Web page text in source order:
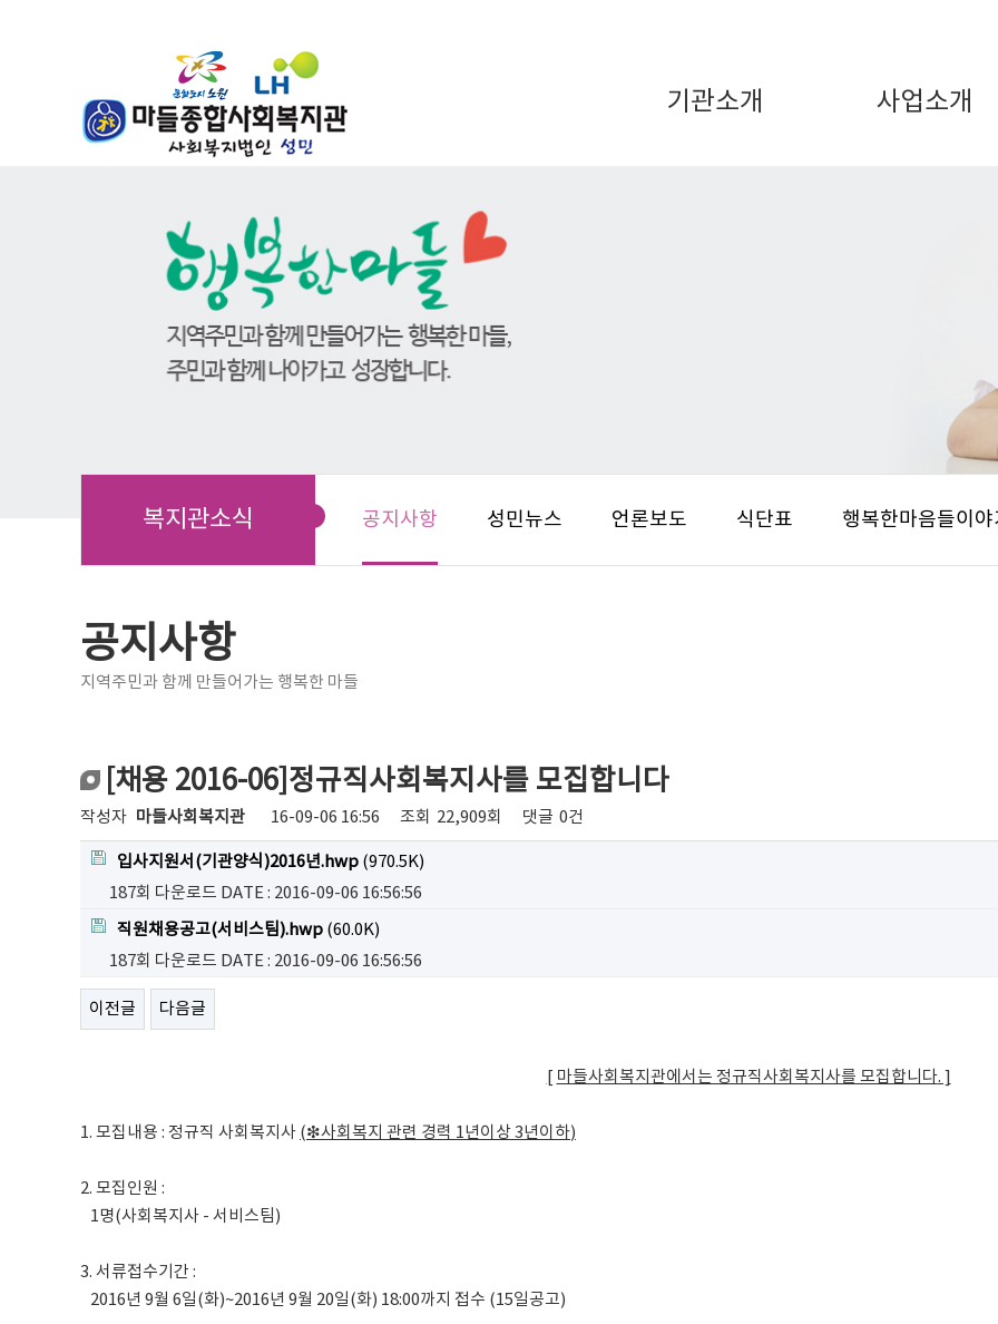
기관소개 사업소개
복지관소식 공지사항 성민뉴스 언론보도 식단표 행복한마음들이야
공지사항
지역주민과 함께 만들어가는 행복한 마들
[채용 2016-06]정규직사회복지사를 모집합니다
작성자 마들사회복지관 16-09-06 16:56 조회 22,909회 댓글 0건
입사지원서(기관양식)2016년.hwp (970.5K)
187회 다운로드 DATE : 2016-09-06 16:56:56
직원채용공고(서비스팀).hwp (60.0K)
187회 다운로드 DATE : 2016-09-06 16:56:56
이전글 다음글
[ 마들사회복지관에서는 정규직사회복지사를 모집합니다. ]
1. 모집내용 : 정규직 사회복지사 (❇사회복지 관련 경력 1년이상3년이하)
2. 모집인원 :
1명(사회복지사 - 서비스팀)
3. 서류접수기간 :
2016년 9월 6일(화)~2016년 9월 20일(화) 18:00까지 접수 (15일공고)